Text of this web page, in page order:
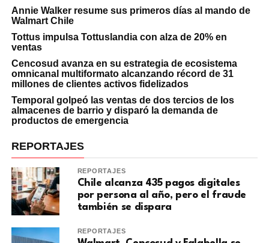
Annie Walker resume sus primeros días al mando de
Walmart Chile
Tottus impulsa Tottuslandia con alza de 20% en
ventas
Cencosud avanza en su estrategia de ecosistema
omnicanal multiformato alcanzando récord de 31
millones de clientes activos fidelizados
Temporal golpeó las ventas de dos tercios de los
almacenes de barrio y disparó la demanda de
productos de emergencia
REPORTAJES
REPORTAJES
Chile alcanza 435 pagos digitales
por persona al año, pero el fraude
también se dispara
REPORTAJES